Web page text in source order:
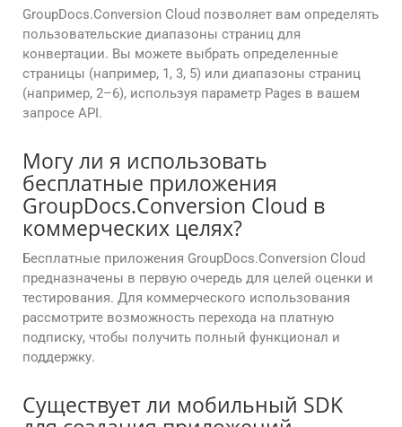
GroupDocs.Conversion Cloud позволяет вам определять
пользовательские диапазоны страниц для
конвертации. Вы можете выбрать определенные
страницы (например, 1, 3, 5) или диапазоны страниц
(например, 2–6), используя параметр Pages в вашем
запросе API.
Могу ли я использовать
бесплатные приложения
GroupDocs.Conversion Cloud в
коммерческих целях?
Бесплатные приложения GroupDocs.Conversion Cloud
предназначены в первую очередь для целей оценки и
тестирования. Для коммерческого использования
рассмотрите возможность перехода на платную
подписку, чтобы получить полный функционал и
поддержку.
Существует ли мобильный SDK